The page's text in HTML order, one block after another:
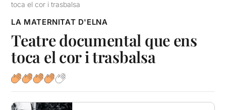
toca el cor i trasbalsa
LA MATERNITAT D'ELNA
Teatre documental que ens
toca el cor i trasbalsa